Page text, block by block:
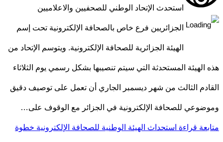
استحدث الإتحاد الوطني للصحفيين والاعلاميين
الجزائريين فرع خاص بالصحافة الإلكترونية تحت إسم
الهيئة الجزائرية للصحافة الإلكترونية. ويتوسم الإتحاد من
هذه الهيئة المستحدثة التي سيتم تنصيبها بشكل رسمي يوم الثلاثاء
القادم الثالث من شهر ديسمبر الجاري أن تعمل على توصيف دقيق
وموضوعي للصحافة الإلكترونية في الجزائر مع الوقوف على…
متابعة قراءة استحداث الهيئة الوطنية للصحافة الإلكترونية خطوة